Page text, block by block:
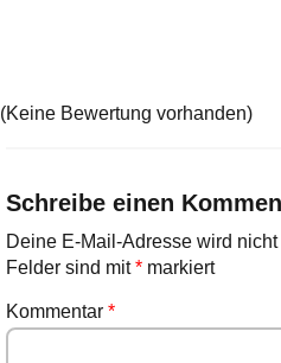
(Keine Bewertung vorhanden)
Schreibe einen
Deine E-Mail-Adresse wird
Felder sind mit*markiert
Kommentar *